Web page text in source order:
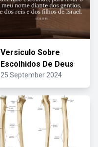
Versiculo Sobre
Escolhidos De Deus
25 September 2024